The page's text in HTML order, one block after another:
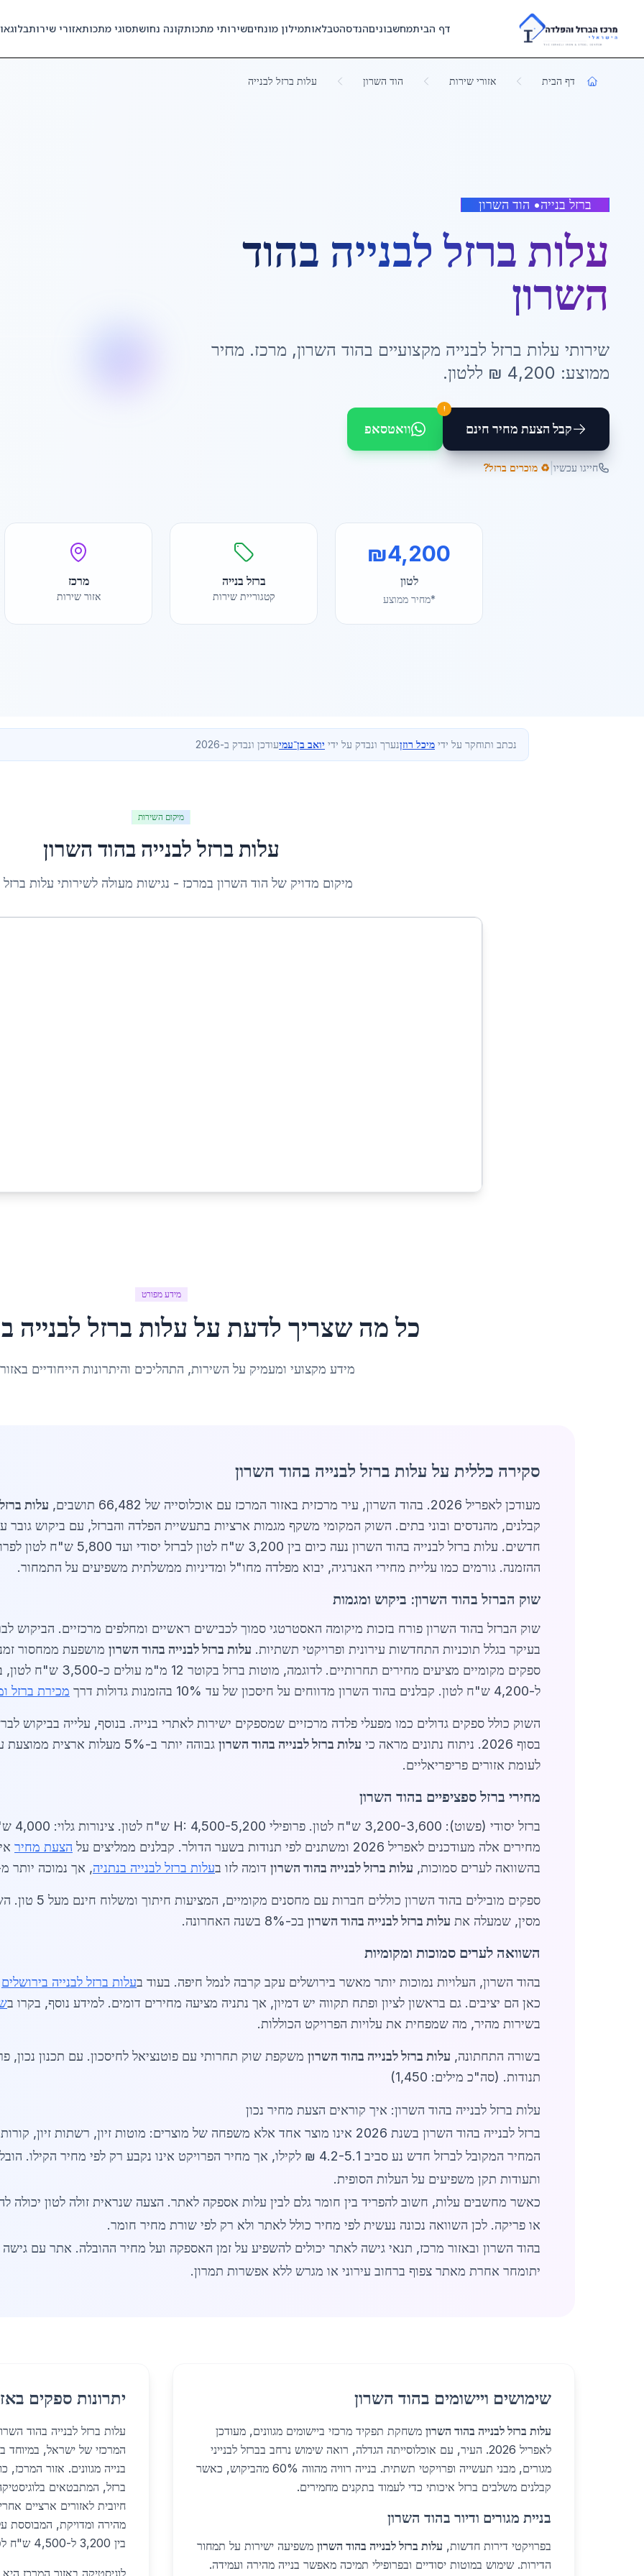
Skip to main content
דף הביתמחשבוניםהנדסהטבלאותמילון מונחיםשירותי מתכותקונה נחושתסוגי מתכותאזורי שירותבלוג
דף הבית אזורי שירות הוד השרון עלות ברזל לבנייה
ברזל בנייה• הוד השרון
עלות ברזל לבנייה בהוד
השרון
שירותי עלות ברזל לבנייה מקצועיים בהוד השרון, מרכז. מחיר
ממוצע: 4,200 ₪ ללטון.
קבל הצעת מחיר חינם
!
וואטסאפ
חייגו עכשיו ♻️ מוכרים ברזל?
₪4,200
לטון
*מחיר ממוצע
ברזל בנייה
קטגוריית שירות
מרכז
אזור שירות
נכתב ותוחקר על ידי מיכל רוזןנערך ונבדק על ידי יואב בן־עמיעודכן ונבדק ב-2026
מיקום השירות
עלות ברזל לבנייה בהוד השרון
מיקום מדויק של הוד השרון במרכז - נגישות מעולה לשירותי עלות ברזל
מידע מפורט
כל מה שצריך לדעת על עלות ברזל לבנייה ב
מידע מקצועי ומעמיק על השירות, התהליכים והיתרונות הייחודיים
סקירה כללית על עלות ברזל לבנייה בהוד השרון
מעודכן לאפריל 2026. בהוד השרון, עיר מרכזית באזור המרכז עם אוכלוסייה של 66,482 תושבים,
עלות
קבלנים, מהנדסים ובוני בתים. השוק המקומי משקף מגמות ארציות בתעשיית הפלדה והברזל, עם ביקוש גובר
חדשים. עלות ברזל לבנייה בהוד
ההזמנה. גורמים כמו עליית מחירי האנרגיה, יבוא מפלדה מחו"ל ומדיניות ממשלתית משפיעים על התמחור.
שוק הברזל בהוד השרון: ביקוש ומגמות
בעיקר בגלל תוכניות התחדשות עירונית ופרויקטי תשתיות. עלות ברזל לבנייה בהוד השרון מושפעת ממחסור
ספקים מקומיים מציעים
ל-4,200 ש"ח לטון. קבלנים בהוד השרון מדווחים על חיסכון של עד 10% בהזמנות גדולות דרך
מכירת ברזל
השוק כולל ספקים גדולים כמו מפעלי פלדה מרכזיים שמספקים ישירות לאתרי בנייה. בנוסף, עלייה בביקוש
בסוף 2026. ניתוח נתונים מראה כי
עלות ברזל לבנייה בהוד השרון
גבוהה יותר ב-5% מעלות
לעומת אזורים פריפריאליים.
מחירי ברזל ספציפיים בהוד השרון
מחירים אלה מעודכנים לאפריל 2026 ומשתנים לפי תנודות בשער הדולר. קבלנים ממליצים על הצעת מחיר
בהשוואה לערים סמוכות, עלות ברזל לבנייה בהוד השרון דומה לזו בעלות ברזל לבנייה בנתניה, אך נמוכה יותר
ספקים מובילים
מסין, שמעלה את עלות ברזל לבנייה בהוד השרון בכ-8% בשנה האחרונה.
השוואה לערים סמוכות ומקומיות
בהוד השרון, העלויות נמוכות יותר מאשר בירושלים עקב קרבה לנמל חיפה. בעוד בעלות ברזל לבנייה בירושלים
כאן הם יציבים. גם בראשון לציון ופתח תקווה יש דמיון, אך נתניה מציעה מחירים דומים. למידע נוסף, בקרו ב
בשירות מהיר, מה שמפחית את עלויות הפרויקט הכוללות.
בשורה התחתונה, עלות ברזל לבנייה בהוד השרון משקפת שוק תחרותי עם פוטנציאל לחיסכון. עם תכנון נכון,
תנודות. (סה"כ מילים: 1,450)
עלות ברזל לבנייה בהוד השרון: איך קוראים הצעת מחיר נכון
ברזל לבנייה בהוד השרון בשנת 2026 אינו מוצר אחד אלא משפחה של מוצרים: מוטות זיון,
המחיר המקובל לברזל חדש נע סביב 4.2-5.1 ₪ לקילו, אך מחיר הפרויקט אינו נקבע רק
ותעודות תקן משפיעים על העלות הסופית.
כאשר מחשבים עלות, חשוב להפריד בין חומר גלם לבין עלות אספקה לאתר. הצעה שנראית זולה לטון יכולה
או פריקה. לכן השוואה נכונה נעשית לפי מחיר כולל לאתר ולא רק לפי שורת מחיר חומר.
בהוד השרון ובאזור מרכז, תנאי גישה לאתר יכולים להשפיע על זמן האספקה ועל מחיר ההובלה. אתר עם
יתומחר אחרת מאתר צפוף ברחוב עירוני או מגרש ללא אפשרות תמרון.
שימושים ויישומים בהוד השרון
עלות ברזל לבנייה בהוד השרון משחקת תפקיד מרכזי ביישומים מגוונים, מעודכן
לאפריל 2026. העיר, עם אוכלוסייתה הגדלה, רואה שימוש נרחב בברזל לבנייני
מגורים, מבני תעשייה ופרויקטי תשתית. בנייה רוויה מהווה 60% מהביקוש, כאשר
קבלנים משלבים ברזל איכותי כדי לעמוד בתקנים מחמירים.
בניית מגורים ודיור בהוד השרון
בפרויקטי דירות חדשות, עלות ברזל לבנייה בהוד השרון משפיעה ישירות על תמחור
הדירות. שימוש במוטות יסודיים ובפרופילי תמיכה מאפשר בנייה מהירה ועמידה.
יתרונות ספקים
עלות ברזל לבנייה בהוד
בנייה מגוונים. אזור
ברזל, המתבטאים
חיובית לאזורים ארציים
בין 3,200 ל-4,500 ש"ח לטון לברזל בנייה סטנדרטי, תלוי בגודל ובסוג.
לוגיסטיקה באזור המרכז